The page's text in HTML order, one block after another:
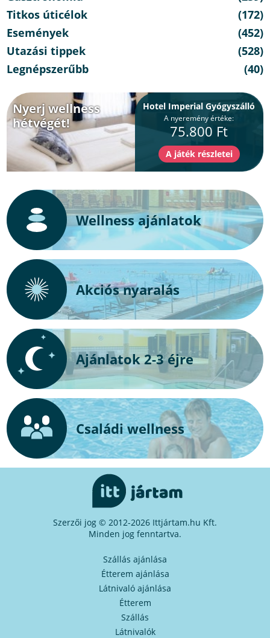
Titkos úticélok
(172)
Események
(452)
Utazási tippek
(528)
Legnépszerűbb
(40)
Nyerj wellness
hétvégét!
Hotel Imperial Gyógyszálló
A nyeremény értéke:
75.800 Ft
Wellness ajánlatok
Akciós nyaralás
Ajánlatok 2-3 éjre
Családi wellness
Szerzői jog © 2012-2026 Ittjártam.hu Kft.
Minden jog fenntartva.
Szállás ajánlása
Étterem ajánlása
Látnivaló ajánlása
Étterem
Szállás
Látnivalók